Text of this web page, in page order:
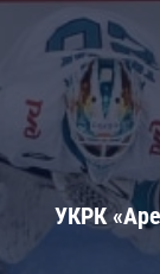
УКРК